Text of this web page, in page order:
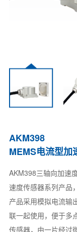
AKM398
MEMS电流型加
AKM398三轴向加速
速度传感器系列产品
产品采用模拟电流输
联一起使用，便于多
传感器，由一片经过